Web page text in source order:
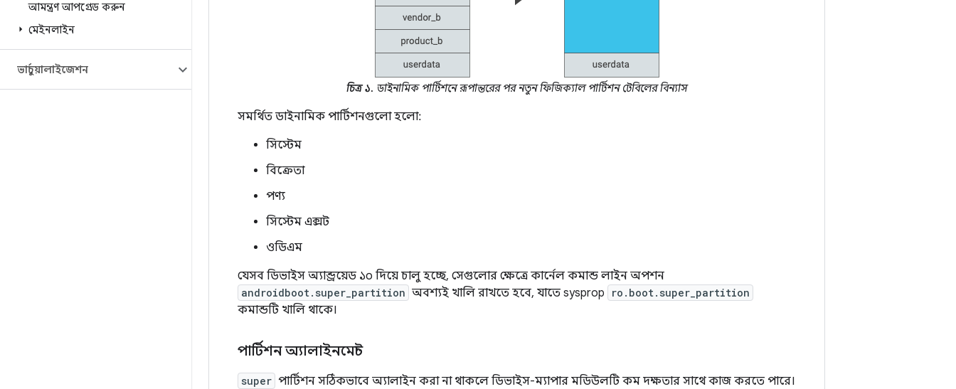
আমন্ত্রণ আপগ্রেড করুন
মেইনলাইন
ভার্চুয়ালাইজেশন
চিত্র ১. ডাইনামিক পার্টিশনে রূপান্তরের পর নতুন ফিজিক্যাল পার্টিশন টেবিলের বিন্যাস
সমর্থিত ডাইনামিক পার্টিশনগুলো হলো:
সিস্টেম
বিক্রেতা
পণ্য
সিস্টেম এক্সট
ওডিএম
যেসব ডিভাইস অ্যান্ড্রয়েড ১০ দিয়ে চালু হচ্ছে, সেগুলোর ক্ষেত্রে কার্নেল কমান্ড লাইন অপশন
androidboot.super_partition অবশ্যই খালি রাখতে হবে, যাতে sysprop ro.boot.super_partition
কমান্ডটি খালি থাকে।
পার্টিশন অ্যালাইনমেন্ট
super পার্টিশন সঠিকভাবে অ্যালাইন করা না থাকলে ডিভাইস-ম্যাপার মডিউলটি কম দক্ষতার সাথে কাজ করতে পারে।